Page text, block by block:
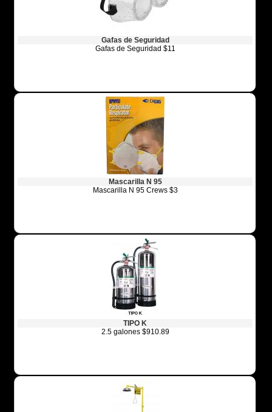
Gafas de Seguridad
Gafas de Seguridad $11
Mascarilla N 95
Mascarilla N 95 Crews $3
TIPO K
2.5 galones $910.89